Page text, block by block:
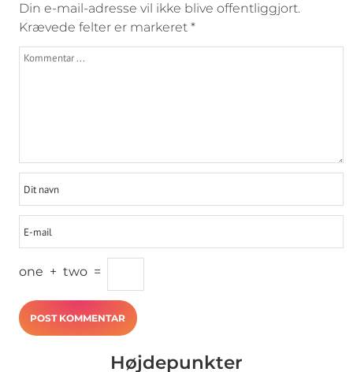
Din e-mail-adresse vil ikke blive offentliggjort.
Krævede felter er markeret *
one + two =
Højdepunkter